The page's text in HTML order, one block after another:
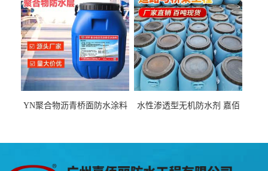
YN聚合物沥青桥面防水涂料
水性渗透型无机防水剂 嘉佰